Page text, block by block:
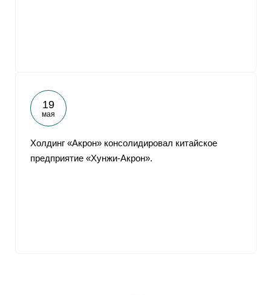
19
мая
Холдинг «Акрон» консолидировал китайское
предприятие «Хунжи-Акрон».